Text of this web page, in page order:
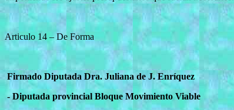
Articulo 14 – De Forma
Firmado Diputada Dra. Juliana de J. Enríquez
- Diputada provincial Bloque Movimiento Viable